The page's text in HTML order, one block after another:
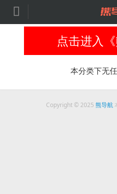

点击进入《
本分类下无
Copyright © 2025 熊导航